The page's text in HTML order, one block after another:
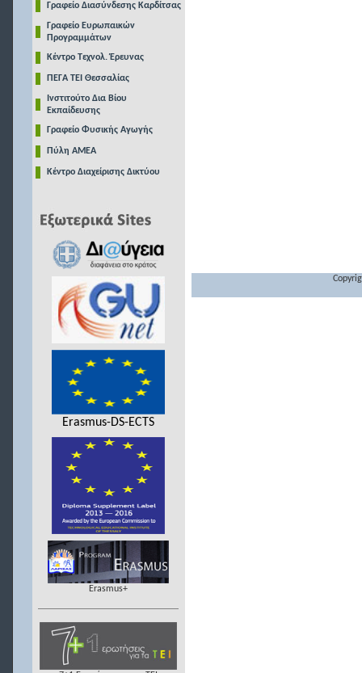
Γραφείο Διασύνδεσης Καρδίτσας
Γραφείο Ευρωπαικών
Προγραμμάτων
Κέντρο Τεχνολ. Έρευνας
ΠΕΓΑ ΤΕΙ Θεσσαλίας
Ινστιτούτο Δια Βίου
Εκπαίδευσης
Γραφείο Φυσικής Αγωγής
Πύλη ΑΜΕΑ
Κέντρο Διαχείρισης Δικτύου
Erasmus-DS-ECTS
Erasmus+